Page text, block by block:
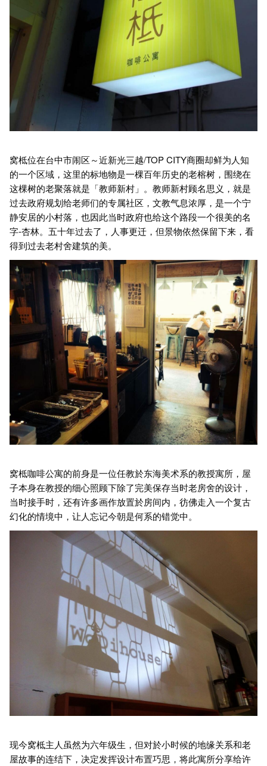
窝柢位在台中市闹区～近新光三越/TOP CITY商圈却鲜为人知
的一个区域，这里的标地物是一棵百年历史的老榕树，围绕在
这棵树的老聚落就是「教师新村」。教师新村顾名思义，就是
过去政府规划给老师们的专属社区，文教气息浓厚，是一个宁
静安居的小村落，也因此当时政府也给这个路段一个很美的名
字-杏林。五十年过去了，人事更迁，但景物依然保留下来，看
得到过去老村舍建筑的美。
窝柢咖啡公寓的前身是一位任教於东海美术系的教授寓所，屋
子本身在教授的细心照顾下除了完美保存当时老房舍的设计，
当时接手时，还有许多画作放置於房间内，彷佛走入一个复古
幻化的情境中，让人忘记今朝是何系的错觉中。
现今窝柢主人虽然为六年级生，但对於小时候的地缘关系和老
屋故事的连结下，决定发挥设计布置巧思，将此寓所分享给许